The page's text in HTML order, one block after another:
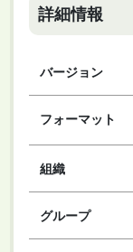
詳細情報
バージョン
フォーマット
組織
グループ